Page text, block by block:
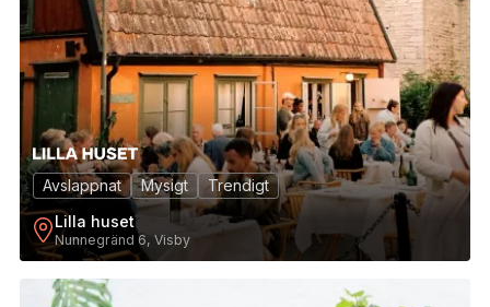
Avslappnat Mysigt
Trendigt
Lilla huset
Nunnegränd 6, Visby